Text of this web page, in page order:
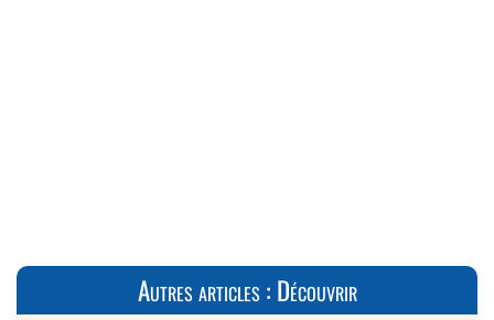
Autres articles : Découvrir